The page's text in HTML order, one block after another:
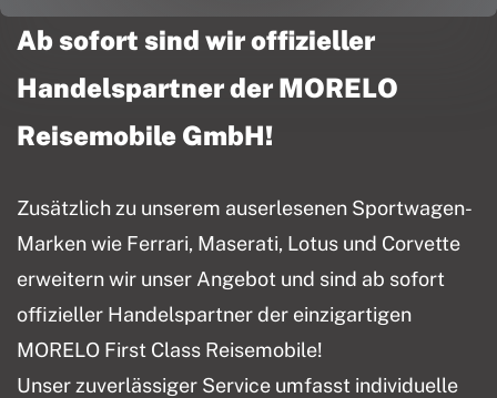
Ab sofort sind wir offizieller
Handelspartner der MORELO
Reisemobile GmbH!
Zusätzlich zu unserem auserlesenen Sportwagen-
Marken wie Ferrari, Maserati, Lotus und Corvette
erweitern wir unser Angebot und sind ab sofort
offizieller Handelspartner der einzigartigen
MORELO First Class Reisemobile!
Unser zuverlässiger Service umfasst individuelle